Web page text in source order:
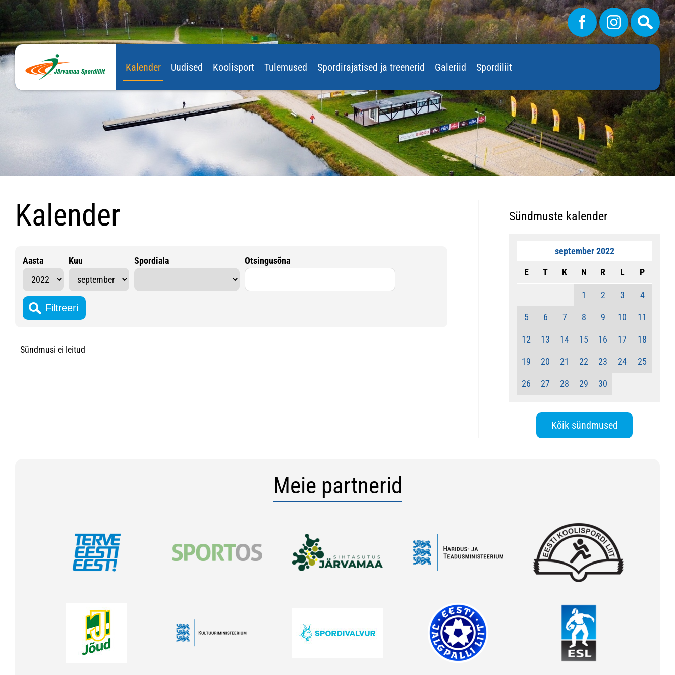
Kalender Uudised Koolisport Tulemused Spordirajatised ja treenerid Galeriid Spordiliit
Kalender
Aasta Kuu Spordiala Otsingusõna
Sündmusi ei leitud
Sündmuste kalender
september 2022
E
T K N R L P
1 2 3 4
5 6 7 8 9 10 11
12 13 14 15 16 17 18
19 20 21 22 23 24 25
26 27 28 29 30
Kõik sündmused
Meie partnerid